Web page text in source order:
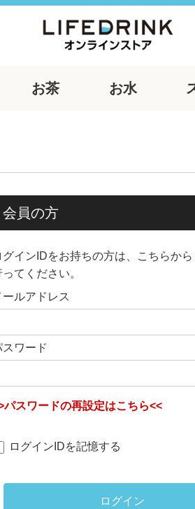
お茶 お水
会員の方
グインIDをお持ちの方は、こちらか
ってください。
ールアドレス
スワード
パスワードの再設定はこちら<<
ログインIDを記憶する
ログイン